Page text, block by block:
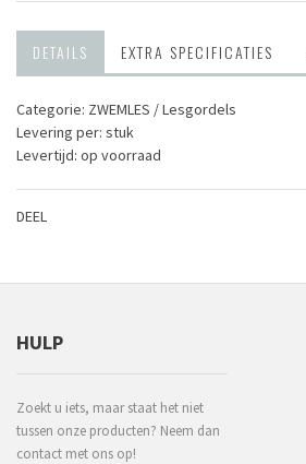
DETAILS EXTRA SPECIFICATIES
Categorie: ZWEMLES / Lesgordels
Levering per: stuk
Levertijd: op voorraad
DEEL
HULP
Zoekt u iets, maar staat het niet
tussen onze producten? Neem dan
contact met ons op!